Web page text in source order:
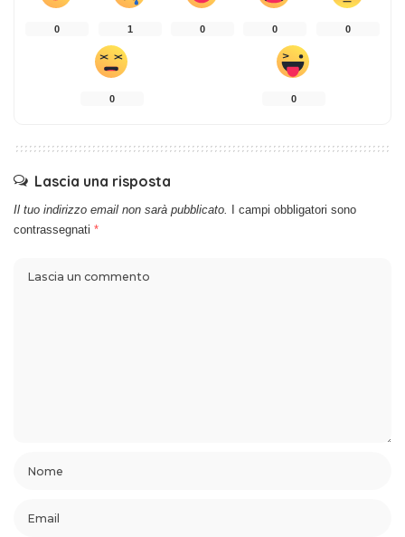
0 1 0 0 0
0 0
Lascia una risposta
Il tuo indirizzo email non sarà pubblicato.
I campi obbligatori sono
contrassegnati *